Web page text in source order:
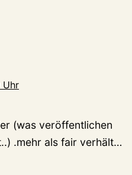
Uhr
(was veröffentlichen
.mehr als fair verhält…